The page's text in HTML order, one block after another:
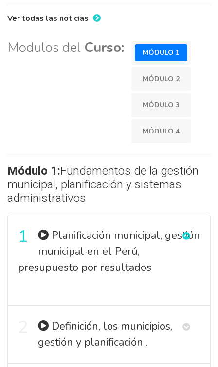
Ver todas las noticias
Modulos del Curso: MÓDULO 1
MÓDULO 2
MÓDULO 3
MÓDULO 4
Módulo 1:Fundamentos de la gestión
municipal, planificación y sistemas
administrativos
1
municipal en el Perú,
presupuesto por resultados
gestión y planificación .